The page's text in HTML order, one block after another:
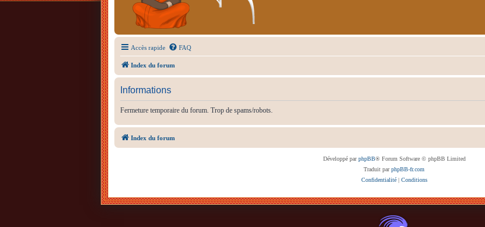
Accès rapide FAQ
Index du forum
Informations
Fermeture temporaire du forum. Trop de spams/robots.
Index du forum
Développé parphpBB® Forum Software © phpBB Limited
Traduit parphpBB-fr.com
Confidentialité| Conditions